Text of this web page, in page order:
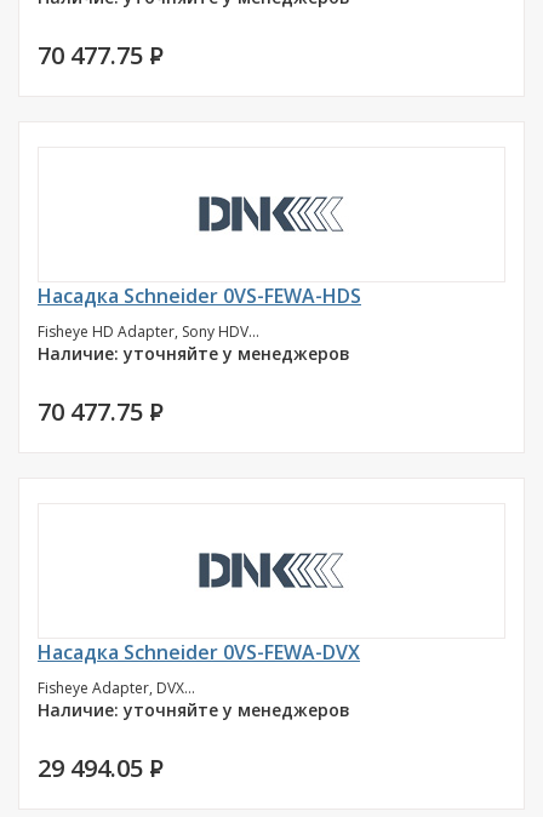
70 477.75 P
Насадка Schneider 0VS-FEWA-HDS
Fisheye HD Adapter, Sony HDV...
Наличие: уточняйте у менеджеров
70 477.75 P
Насадка Schneider 0VS-FEWA-DVX
Fisheye Adapter, DVX...
Наличие: уточняйте у менеджеров
29 494.05 P